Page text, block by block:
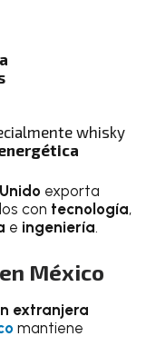
whisky
exporta
con tecnología,
e ingeniería.
México
extranjera
mantiene